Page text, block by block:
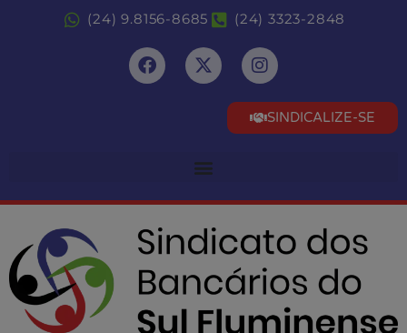
(24) 9.8156-8685 (24) 3323-2848
SINDICALIZE-SE